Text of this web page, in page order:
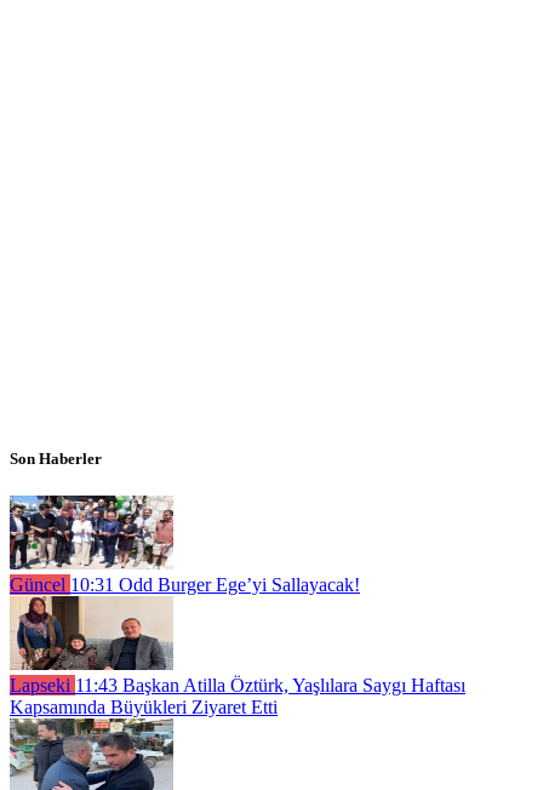
Son Haberler
Güncel 10:31 Odd Burger Ege’yi Sallayacak!
Lapseki 11:43 Başkan Atilla Öztürk, Yaşlılara Saygı Haftası
Kapsamında Büyükleri Ziyaret Etti